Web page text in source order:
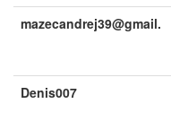
mazecandrej39@gmail.
Denis007